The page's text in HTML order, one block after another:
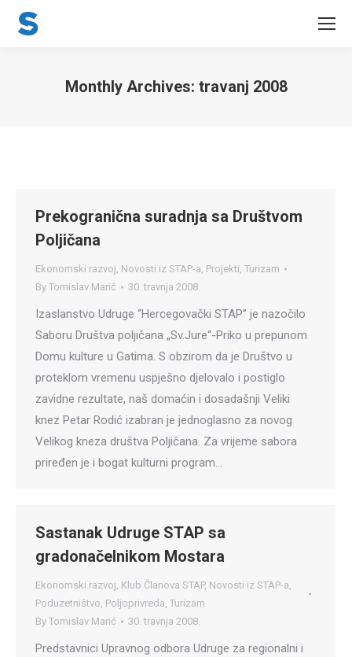
Monthly Archives: travanj 2008
Prekogranična suradnja sa Društvom
Poljičana
Ekonomski razvoj, Novosti iz STAP-a, Projekti, Turizam
By Tomislav Marić 30. travnja 2008.
Izaslanstvo Udruge “Hercegovački STAP” je nazočilo
Saboru Društva poljičana „Sv.Jure“-Priko u prepunom
Domu kulture u Gatima. S obzirom da je Društvo u
proteklom vremenu uspješno djelovalo i postiglo
zavidne rezultate, naš domaćin i dosadašnji Veliki
knez Petar Rodić izabran je jednoglasno za novog
Velikog kneza društva Poljičana. Za vrijeme sabora
priređen je i bogat kulturni program…
Sastanak Udruge STAP sa
gradonačelnikom Mostara
Ekonomski razvoj, Klub Članova STAP, Novosti iz STAP-a,
Poduzetništvo, Poljoprivreda, Turizam
By Tomislav Marić 30. travnja 2008.
Predstavnici Upravnog odbora Udruge za regionalni i